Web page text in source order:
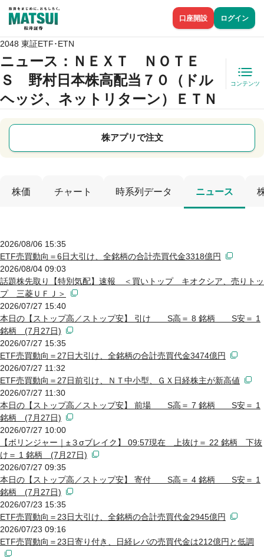
口座開設 ログイン
2048 東証ETF･ETN
ニュース ：ＮＥＸＴ ＮＯＴＥ
Ｓ 野村日本株高配当７０（ドル
ヘッジ、ネットリターン）ＥＴＮ
コンテンツ
株アプリで注文
株価 チャート 時系列データ ニュース
2026/08/06 15:35
ETF売買動向＝6日大引け、全銘柄の合計売買代金3318億円
2026/08/04 09:03
話題株先取り【特別気配】速報 ＜買いトップ キオクシア、売りトッ
プ 三菱ＵＦＪ＞
2026/07/27 15:40
本日の【ストップ高／ストップ安】 引け S高＝ 8 銘柄 S安＝ 1
銘柄 (7月27日)
2026/07/27 15:35
ETF売買動向＝27日大引け、全銘柄の合計売買代金3474億円
2026/07/27 11:32
ETF売買動向＝27日前引け、ＮＴ中小型、ＧＸ日経株主が新高値
2026/07/27 11:30
本日の【ストップ高／ストップ安】 前場 S高＝ 7 銘柄 S安＝ 1
銘柄 (7月27日)
2026/07/27 10:00
【ボリンジャー｜±３σブレイク】 09:57現在 上抜け＝ 22 銘柄 下抜
け＝ 1 銘柄 (7月27日)
2026/07/27 09:35
本日の【ストップ高／ストップ安】 寄付 S高＝ 4 銘柄 S安＝ 1
銘柄 (7月27日)
2026/07/23 15:35
ETF売買動向＝23日大引け、全銘柄の合計売買代金2945億円
2026/07/23 09:16
ETF売買動向＝23日寄り付き、日経レバの売買代金は212億円と低調